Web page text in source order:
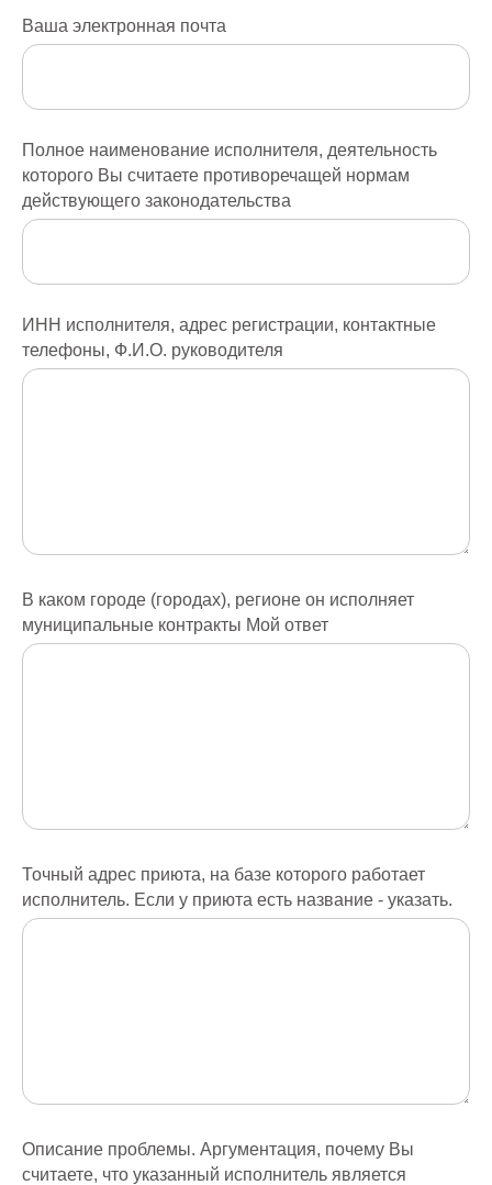
Ваша электронная почта
Полное наименование исполнителя, деятельность
которого Вы считаете противоречащей нормам
действующего законодательства
ИНН исполнителя, адрес регистрации, контактные
телефоны, Ф.И.О. руководителя
В каком городе (городах), регионе он исполняет
муниципальные контракты Мой ответ
Точный адрес приюта, на базе которого работает
исполнитель. Если у приюта есть название - указать.
Описание проблемы. Аргументация, почему Вы
считаете, что указанный исполнитель является